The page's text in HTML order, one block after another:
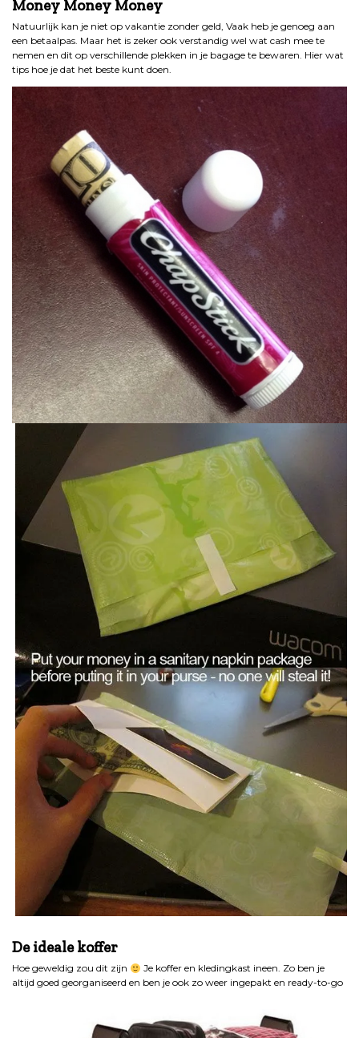
Money Money Money
Natuurlijk kan je niet op vakantie zonder geld, Vaak heb je genoeg aan
een betaalpas. Maar het is zeker ook verstandig wel wat cash mee te
nemen en dit op verschillende plekken in je bagage te bewaren. Hier wat
tips hoe je dat het beste kunt doen.
De ideale koffer
Hoe geweldig zou dit zijn
Je koffer en kledingkast ineen. Zo ben je
altijd goed georganiseerd en ben je ook zo weer ingepakt en ready-to-go